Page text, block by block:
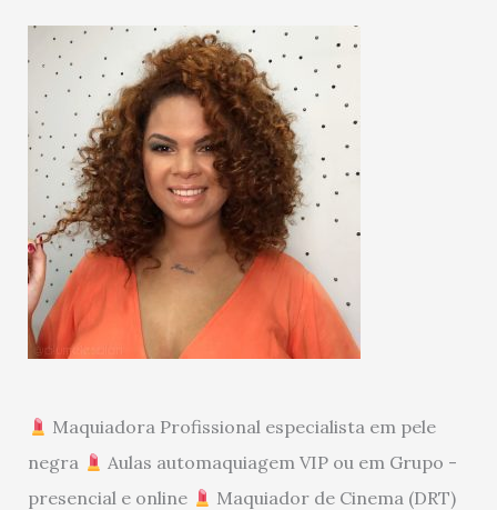
Maquiadora Profissional especialista em pele
negra
Aulas automaquiagem VIP ou em Grupo -
presencial e online
Maquiador de Cinema (DRT)